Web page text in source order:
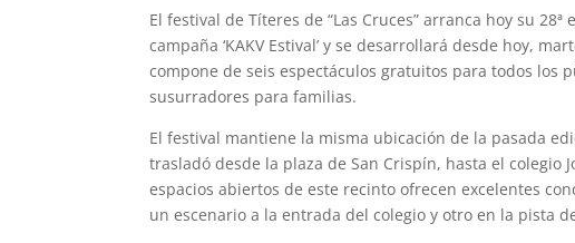
El festival de Títeres de “Las Cruces” arranca hoy su
campaña ‘KAKV Estival’ y se desarrollará desde hoy,
compone de seis espectáculos gratuitos para todos los
susurradores para familias.
El festival mantiene la misma ubicación de la pasada
trasladó desde la plaza de San Crispín, hasta el colegio
espacios abiertos de este recinto ofrecen excelentes
un escenario a la entrada del colegio y otro en la pista